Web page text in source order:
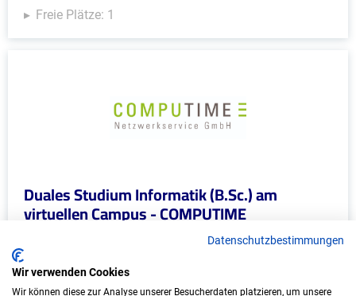
Freie Plätze: 1
Duales Studium Informatik (B.Sc.) am
virtuellen Campus - COMPUTIME
Datenschutzbestimmungen
Wir verwenden Cookies
Wir können diese zur Analyse unserer Besucherdaten platzieren, um unsere